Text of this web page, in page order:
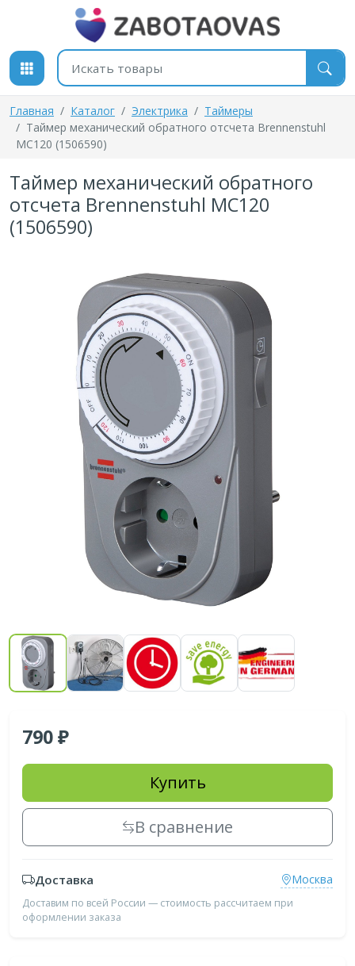
К содержимому
Поиск товаров
Главная Каталог Электрика
Таймеры
Таймер механический обратного отсчета Brennenstuhl
MC120 (1506590)
Таймер механический обратного
отсчета Brennenstuhl MC120
(1506590)
790
Купить
В сравнение
Доставка Москва
Доставим по всей России — стоимость рассчитаем при
оформлении заказа